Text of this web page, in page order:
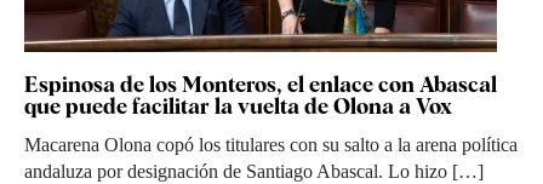
Espinosa de los Monteros, el enlace con Abascal
que puede facilitar la vuelta de Olona a Vox
Macarena Olona copó los titulares con su salto a la arena política
andaluza por designación de Santiago Abascal. Lo hizo […]